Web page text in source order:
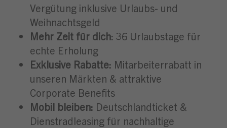
Vergütung inklusive Urlaubs- und
Weihnachtsgeld
Mehr Zeit für dich: 36 Urlaubstage für
echte Erholung
Exklusive Rabatte: Mitarbeiterrabatt in
unseren Märkten & attraktive
Corporate Benefits
Mobil bleiben: Deutschlandticket &
Dienstradleasing für nachhaltige